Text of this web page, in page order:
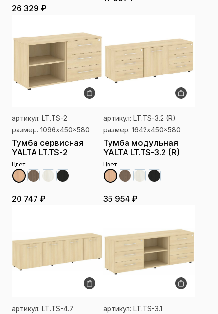
26 329 ₽
артикул: LT.TS-2
размер: 1096x450x580
Тумба сервисная
YALTA LT.TS-2
Цвет
20 747 ₽
артикул: LT.TS-3.2 (R)
размер: 1642x450x580
Тумба модульная
YALTA LT.TS-3.2 (R)
Цвет
35 954 ₽
артикул: LT.TS-4.7
артикул: LT.TS-3.1